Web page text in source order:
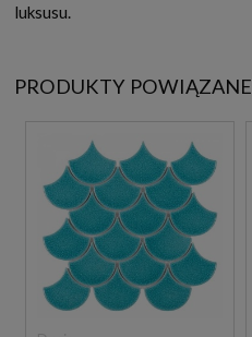
luksusu.
PRODUKTY POWIĄZANE